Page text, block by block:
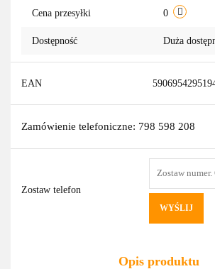
Cena przesyłki 0
Dostępność Duża
EAN
Zamówienie telefoniczne: 798 598 208
Zostaw telefon
WYŚLIJ
Opis produktu